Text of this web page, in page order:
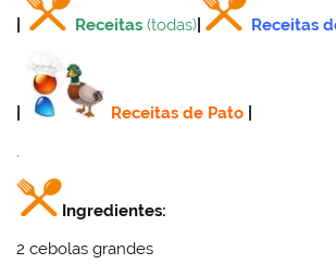
Receitas (todas) Receitas
Receitas de Pato
.
Ingredientes:
2 cebolas grandes